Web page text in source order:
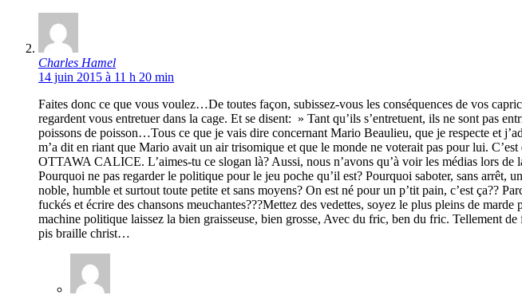
Charles Hamel
14 juin 2015 à 11 h 20 min
Faites donc ce que vous voulez…De toutes façon, subissez-vous les conséquences de vos
regardent vous entretuer dans la cage. Et se disent: » Tant qu’ils s’entretuent, ils ne sont pas
poissons de poisson…Tous ce que je vais dire concernant Mario Beaulieu, que je respecte et
m’a dit en riant que Mario avait un air trisomique et que le monde ne voterait pas pour lui.
OTTAWA CALICE. L’aimes-tu ce slogan là? Aussi, nous n’avons qu’à voir les médias lors
Pourquoi ne pas regarder le politique pour le jeu poche qu’il est? Pourquoi saboter, sans
noble, humble et surtout toute petite et sans moyens? On est né pour un p’tit pain, c’est ça??
fuckés et écrire des chansons meuchantes???Mettez des vedettes, soyez le plus pleins de
machine politique laissez la bien graisseuse, bien grosse, Avec du fric, ben du fric. Tellement
pis braille christ…